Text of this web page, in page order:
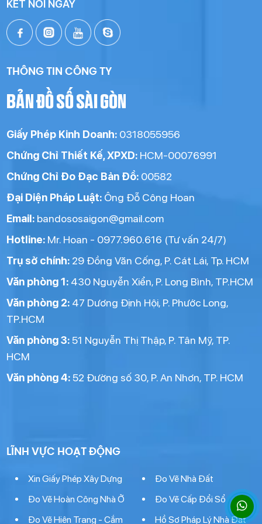
KẾT NỐI NGAY
THÔNG TIN CÔNG TY
BẢN ĐỒ SỐ SÀI GÒN
Giấy Phép Kinh Doanh: 0318055956
Chứng Chỉ Thiết Kế, XPXD: HCM-00076991
Chứng Chỉ Đo Đạc Bản Đồ: 00582
Đại Diện Pháp Luật: Ông Đỗ Công Hoan
Email: bandososaigon@gmail.com
Hotline: Mr. Hoan - 0977.960.616 (Tư vấn 24/7)
Trụ sở chính: 29 Đồng Văn Cống, P. Cát Lái, Tp. HCM
Văn phòng 1: 430 Nguyễn Xiển, P. Long Bình, TP.HCM
Văn phòng 2: 47 Dương Định Hội, P. Phước Long,
TP.HCM
Văn phòng 3: 51 Nguyễn Thị Thập, P. Tân Mỹ, TP.
HCM
Văn phòng 4: 52 Đường số 30, P. An Nhơn, TP. HCM
LĨNH VỰC HOẠT ĐỘNG
Xin Giấy Phép Xây Dựng
Đo Vẽ Nhà Đất
Đo Vẽ Hoàn Công Nhà Ở
Đo Vẽ Cấp Đổi Sổ
Đo Vẽ Hiện Trạng - Cắm
Hồ Sơ Pháp Lý Nhà Đất